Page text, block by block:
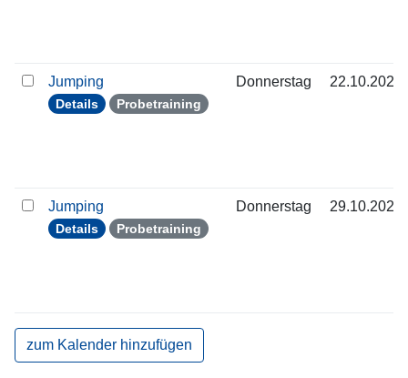
Jumping
Details Probetraining
Donnerstag 22.10.2026
Jumping
Details Probetraining
Donnerstag 29.10.2026
zum Kalender hinzufügen